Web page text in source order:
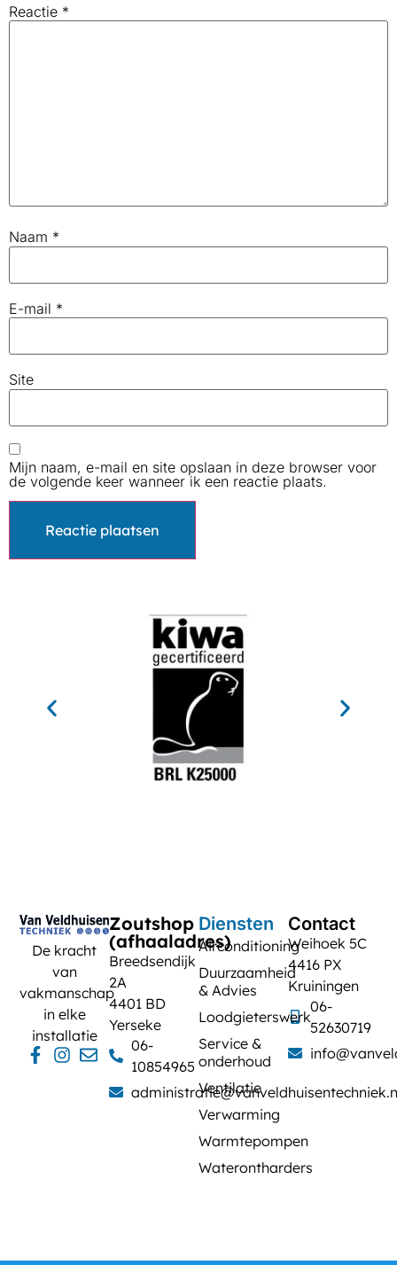
Reactie *
Naam *
E-mail *
Site
Mijn naam, e-mail en site opslaan in deze browser voor
de volgende keer wanneer ik een reactie plaats.
De kracht
van
vakmanschap
in elke
installatie
Diensten
Airconditioning
Duurzaamheid
& Advies
Loodgieterswerk
Service &
onderhoud
Ventilatie
Verwarming
Warmtepompen
Waterontharders
Contact
Weihoek 5C
4416 PX
Kruiningen
06-
52630719
Zoutshop
(afhaaladres)
Breedsendijk
2A
4401 BD
Yerseke
06-
10854965